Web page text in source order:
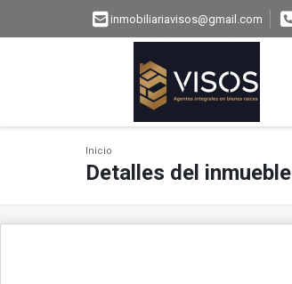
inmobiliariavisos@gmail.com
Inicio
Detalles del inmueble